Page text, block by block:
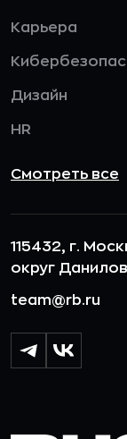
Карьера
Дизайн
HR
Смотреть все
115432, г.
округ
team@rb.ru